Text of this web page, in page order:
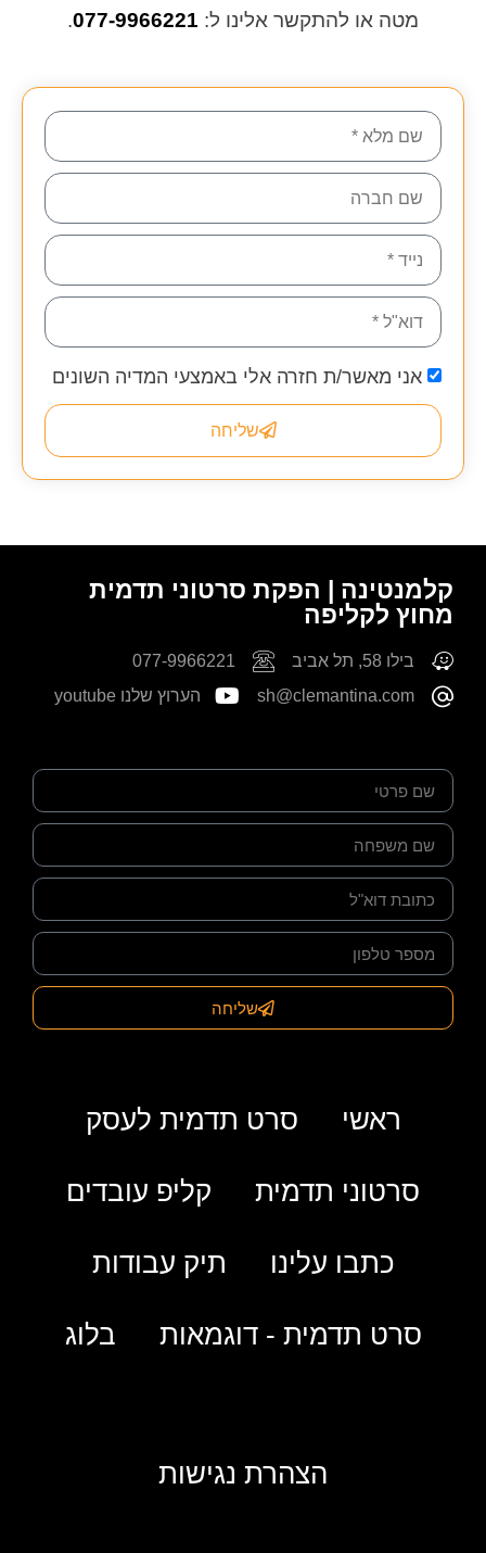
מטה או להתקשר אלינו ל: 077-9966221
.
אני מאשר/ת חזרה אלי באמצעי המדיה השונים
שליחה
קלמנטינה | הפקת סרטוני תדמית
מחוץ לקליפה
בילו 58, תל אביב
077-9966221
sh@clemantina.com
הערוץ שלנו youtube
שליחה
ראשי סרט תדמית לעסק
סרטוני תדמית קליפ עובדים
כתבו עלינו תיק עבודות
סרט תדמית - דוגמאות בלוג
הצהרת נגישות